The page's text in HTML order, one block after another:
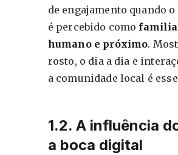
de engajamento quando
é percebido como
humano e próximo.
rosto, o dia a dia e
a comunidade local é
1.2. A influência
a boca digital